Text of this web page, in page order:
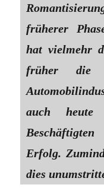
früherer
hat vielmehr
früher die
auch
Erfolg.
dies